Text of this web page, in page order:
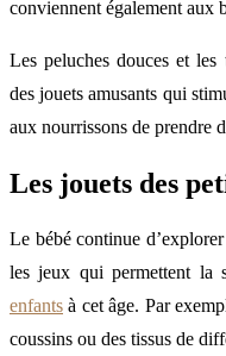
conviennent également aux
Les peluches douces et les
des jouets amusants qui
aux nourrissons de prendre
Les jouets des
Le bébé continue
les jeux qui permettent la
enfants à cet âge. Par
coussins ou des tissus de